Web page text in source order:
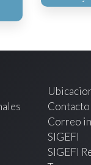
Contacto
Correo
SIGEFI
SIGEFI